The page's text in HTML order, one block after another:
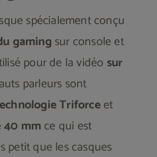
spécialement conçu
gaming sur console et
pour de la vidéo sur
parleurs sont
Triforceet
40 mmce qui est
petit que les casques